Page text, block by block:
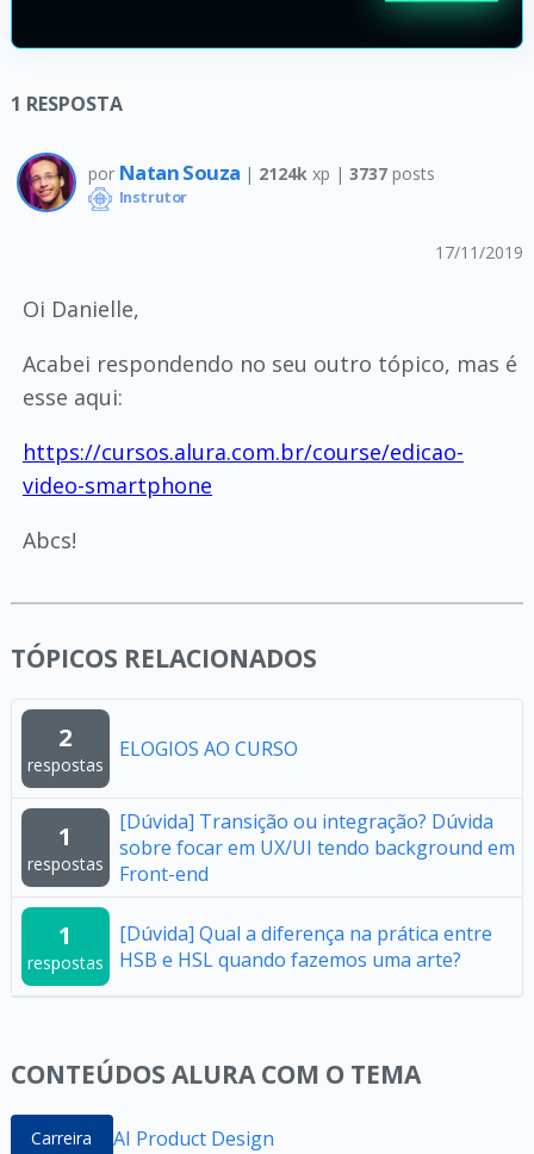
1 RESPOSTA
por Natan Souza | 2124k xp | 3737posts
Instrutor
17/11/2019
Oi Danielle,
Acabei respondendo no seu outro tópico, mas é
esse aqui:
https://cursos.alura.com.br/course/edicao-
video-smartphone
Abcs!
TÓPICOS RELACIONADOS
2
respostas
ELOGIOS AO CURSO
1
respostas
[Dúvida] Transição ou integração? Dúvida
sobre focar em UX/UI tendo background em
Front-end
1
respostas
[Dúvida] Qual a diferença na prática entre
HSB e HSL quando fazemos uma arte?
CONTEÚDOS ALURA COM O TEMA
Carreira AI Product Design